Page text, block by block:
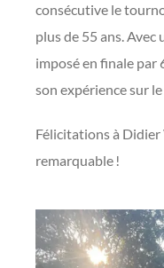
consécutive le
plus de 55 ans. Avec
imposé en finale par
son expérience sur
Félicitations à
remarquable !